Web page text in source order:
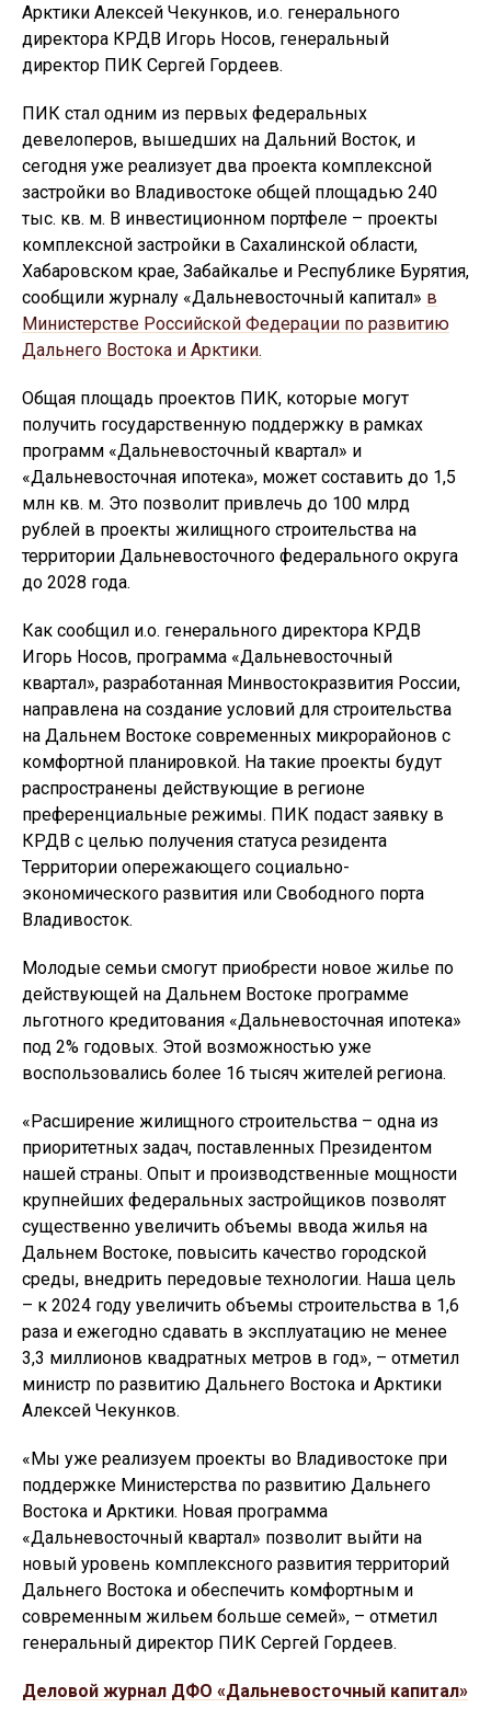
Арктики Алексей Чекунков, и.о. генерального
директора КРДВ Игорь Носов, генеральный
директор ПИК Сергей Гордеев.
ПИК стал одним из первых федеральных
девелоперов, вышедших на Дальний Восток, и
сегодня уже реализует два проекта комплексной
застройки во Владивостоке общей площадью 240
тыс. кв. м. В инвестиционном портфеле – проекты
комплексной застройки в Сахалинской области,
Хабаровском крае, Забайкалье и Республике Бурятия,
сообщили журналу «Дальневосточный капитал» в
Министерстве Российской Федерации по развитию
Дальнего Востока и Арктики.
Общая площадь проектов ПИК, которые могут
получить государственную поддержку в рамках
программ «Дальневосточный квартал» и
«Дальневосточная ипотека», может составить до 1,5
млн кв. м. Это позволит привлечь до 100 млрд
рублей в проекты жилищного строительства на
территории Дальневосточного федерального округа
до 2028 года.
Как сообщил и.о. генерального директора КРДВ
Игорь Носов, программа «Дальневосточный
квартал», разработанная Минвостокразвития России,
направлена на создание условий для строительства
на Дальнем Востоке современных микрорайонов с
комфортной планировкой. На такие проекты будут
распространены действующие в регионе
преференциальные режимы. ПИК подаст заявку в
КРДВ с целью получения статуса резидента
Территории опережающего социально-
экономического развития или Свободного порта
Владивосток.
Молодые семьи смогут приобрести новое жилье по
действующей на Дальнем Востоке программе
льготного кредитования «Дальневосточная ипотека»
под 2% годовых. Этой возможностью уже
воспользовались более 16 тысяч жителей региона.
«Расширение жилищного строительства – одна из
приоритетных задач, поставленных Президентом
нашей страны. Опыт и производственные мощности
крупнейших федеральных застройщиков позволят
существенно увеличить объемы ввода жилья на
Дальнем Востоке, повысить качество городской
среды, внедрить передовые технологии. Наша цель
– к 2024 году увеличить объемы строительства в 1,6
раза и ежегодно сдавать в эксплуатацию не менее
3,3 миллионов квадратных метров в год», – отметил
министр по развитию Дальнего Востока и Арктики
Алексей Чекунков.
«Мы уже реализуем проекты во Владивостоке при
поддержке Министерства по развитию Дальнего
Востока и Арктики. Новая программа
«Дальневосточный квартал» позволит выйти на
новый уровень комплексного развития территорий
Дальнего Востока и обеспечить комфортным и
современным жильем больше семей», – отметил
генеральный директор ПИК Сергей Гордеев.
Деловой журнал ДФО «Дальневосточный капитал»